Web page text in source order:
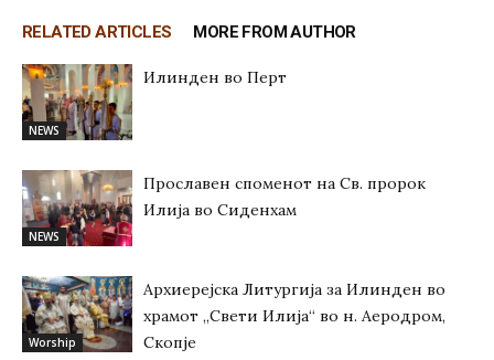
RELATED ARTICLES MORE FROM AUTHOR
NEWS
Илинден во Перт
NEWS
Прославен споменот на Св. пророк
Илија во Сиденхам
Worship
Архиерејска Литургија за Илинден во
храмот „Свети Илија“ во н. Аеродром,
Скопје